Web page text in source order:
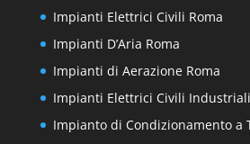
Impianti Elettrici Civili Roma
Impianti D’Aria Roma
Impianti di Aerazione Roma
Impianti Elettrici Civili
Impianto di Condizionamento a